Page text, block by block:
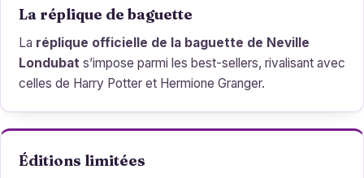
La réplique de baguette
La réplique officielle de la baguette de Neville
Londubat s’impose parmi les best-sellers, rivalisant avec
celles de Harry Potter et Hermione Granger.
Éditions limitées